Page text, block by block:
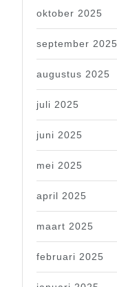
oktober 2025
september 2025
augustus 2025
juli 2025
juni 2025
mei 2025
april 2025
maart 2025
februari 2025